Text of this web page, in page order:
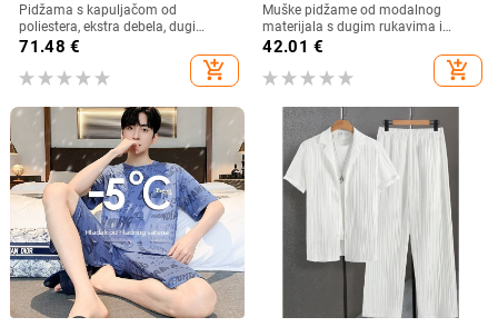
Pidžama s kapuljačom od
poliestera, ekstra debela, dugi
rukavi, za kućnu i vanjsku upotrebu,
71.48 €
add_shopping_cart
Muške pidžame od modalnog
materijala s dugim rukavima i
pantalonama — Materijal: modal;
Oblik: pulover; Gustoća: srednja;
Vrat: okrugli; Sadržaj glavnog
42.01 €
add_shopping_cart